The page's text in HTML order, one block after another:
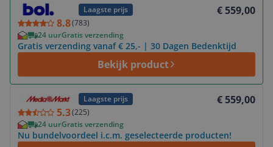
Laagste prijs
8.8(783)
€ 559,00
24 uurGratis verzending
Gratis verzending vanaf € 25,- | 30 Dagen Bedenktijd
Bekijk product
Laagste prijs
5.3(225)
€ 559,00
24 uurGratis verzending
Nu bundelvoordeel i.c.m. geselecteerde producten!